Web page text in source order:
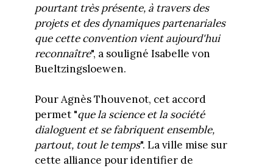
pourtant très présente, à travers des
projets et des dynamiques partenariales
que cette convention vient aujourd'hui
reconnaître", a souligné Isabelle von
Bueltzingsloewen.
Pour Agnès Thouvenot, cet accord
permet "que la science et la société
dialoguent et se fabriquent ensemble,
partout, tout le temps". La ville mise sur
cette alliance pour identifier de